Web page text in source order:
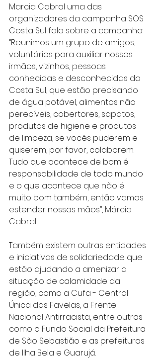
Marcia Cabral uma das
organizadores da campanha SOS
Costa Sul fala sobre a campanha:
“Reunimos um grupo de amigos,
voluntários para auxiliar nossos
irmãos, vizinhos, pessoas
conhecidas e desconhecidas da
Costa Sul, que estão precisando
de água potável, alimentos não
perecíveis, cobertores, sapatos,
produtos de higiene e produtos
de limpeza, se vocês puderem e
quiserem, por favor, colaborem.
Tudo que acontece de bom é
responsabilidade de todo mundo
e o que acontece que não é
muito bom também, então vamos
estender nossas mãos”, Márcia
Cabral.
Também existem outras entidades
e iniciativas de solidariedade que
estão ajudando a amenizar a
situação de calamidade da
região, como a Cufa - Central
Única das Favelas, a Frente
Nacional Antirracista, entre outras
como o Fundo Social da Prefeitura
de São Sebastião e as prefeituras
de Ilha Bela e Guarujá.